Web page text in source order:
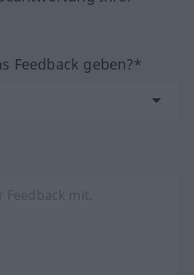
Feedback geben?*